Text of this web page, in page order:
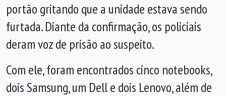
portão gritando que a unidade estava sendo
furtada. Diante da confirmação, os policiais
deram voz de prisão ao suspeito.
Com ele, foram encontrados cinco notebooks,
dois Samsung, um Dell e dois Lenovo, além de